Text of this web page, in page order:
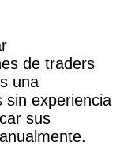
de traders
una
sin experiencia
sus